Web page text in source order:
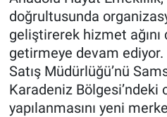
doğrultusunda
geliştirerek hizmet
getirmeye devam
Satış Müdürlüğü’nü
Karadeniz Bölgesi’ndeki
yapılanmasını yeni
Son Dakika Haberleri
Haber Arşivi